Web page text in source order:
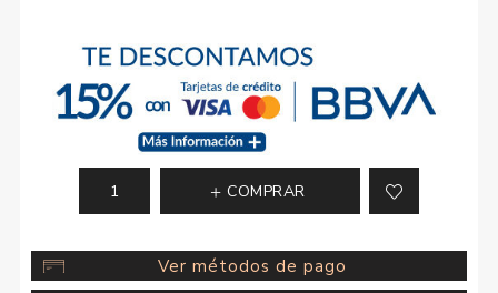
COMPRAR
Ver métodos de pago